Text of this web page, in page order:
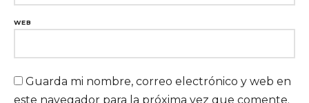
WEB
Guarda mi nombre, correo electrónico y web en
este navegador para la próxima vez que comente.